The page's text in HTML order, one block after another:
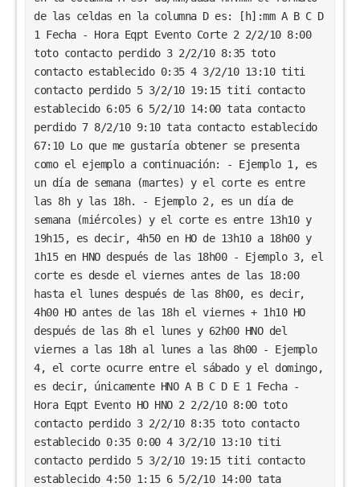
de las celdas en la columna D es: [h]:mm A B C D
1 Fecha - Hora Eqpt Evento Corte 2 2/2/10 8:00
toto contacto perdido 3 2/2/10 8:35 toto
contacto establecido 0:35 4 3/2/10 13:10 titi
contacto perdido 5 3/2/10 19:15 titi contacto
establecido 6:05 6 5/2/10 14:00 tata contacto
perdido 7 8/2/10 9:10 tata contacto establecido
67:10 Lo que me gustaría obtener se presenta
como el ejemplo a continuación: - Ejemplo 1, es
un día de semana (martes) y el corte es entre
las 8h y las 18h. - Ejemplo 2, es un día de
semana (miércoles) y el corte es entre 13h10 y
19h15, es decir, 4h50 en HO de 13h10 a 18h00 y
1h15 en HNO después de las 18h00 - Ejemplo 3, el
corte es desde el viernes antes de las 18:00
hasta el lunes después de las 8h00, es decir,
4h00 HO antes de las 18h el viernes + 1h10 HO
después de las 8h el lunes y 62h00 HNO del
viernes a las 18h al lunes a las 8h00 - Ejemplo
4, el corte ocurre entre el sábado y el domingo,
es decir, únicamente HNO A B C D E 1 Fecha -
Hora Eqpt Evento HO HNO 2 2/2/10 8:00 toto
contacto perdido 3 2/2/10 8:35 toto contacto
establecido 0:35 0:00 4 3/2/10 13:10 titi
contacto perdido 5 3/2/10 19:15 titi contacto
establecido 4:50 1:15 6 5/2/10 14:00 tata